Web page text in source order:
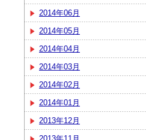
2014年06月
2014年05月
2014年04月
2014年03月
2014年02月
2014年01月
2013年12月